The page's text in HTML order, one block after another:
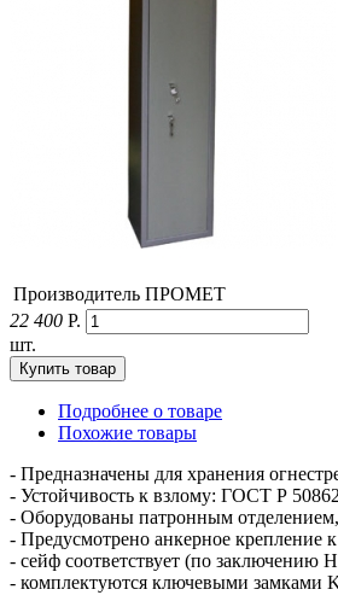
Производитель ПРОМЕТ
22 400 Р.
шт.
Подробнее о товаре
Похожие товары
- Предназначены для хранения
- Устойчивость к взлому: ГОСТ Р
- Оборудованы патронным
- Предусмотрено анкерное крепление
- сейф соответствует (по
- комплектуются ключевыми замками